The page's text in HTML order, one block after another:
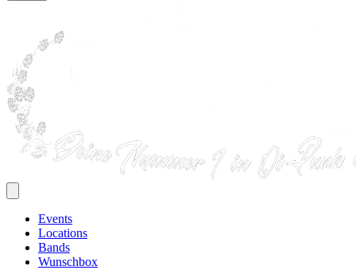
Events
Locations
Bands
Wunschbox